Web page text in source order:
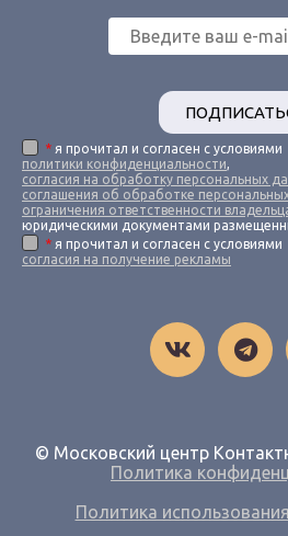
* я прочитал и согласен с условиями
политики конфиденциальности,
согласия на обработку персональных
соглашения об обработке
ограничения ответственности
юридическими документами
* я прочитал и согласен с условиями
согласия на получение рекламы
© Московский центр
Политика
Политика